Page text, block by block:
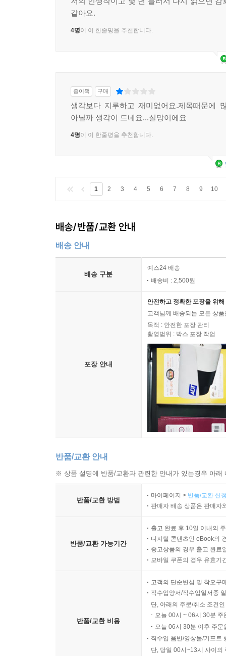
같아요.
4명이 이 한줄평을 추천합니다.
종이책 구매
생각보다 지루하고 재미없어요.제목때문에
아닐까 생각이 드네요...실망이에요
4명이 이 한줄평을 추천합니다.
1 2 3 4 5 6 7 8 9 10
배송/반품/교환 안내
배송 안내
배송 구분
예스24 배송
배송비 : 2,500원
포장 안내
안전하고 정확한 포장을 위
고객님께 배송되는 모든 상
목적 : 안전한 포장 관리
촬영범위 : 박스 포장 작업
반품/교환 안내
※ 상품 설명에 반품/교환과 관련한 안내가 있는경우 아
반품/교환 방법
마이페이지 > 반품/교환 신
판매자 배송 상품은 판매자
반품/교환 가능기간
출고 완료 후 10일 이내의
디지털 콘텐츠인 eBook의
중고상품의 경우 출고 완료
모바일 쿠폰의 경우 유효기
반품/교환 비용
고객의 단순변심 및 착오구
직수입양서/직수입일서중
단, 아래의 주문/취소 조건
오늘 00시 ~ 06시 30분
오늘 06시 30분 이후 주
직수입 음반/영상물/기프트
단, 당일 00시~13시 사이의